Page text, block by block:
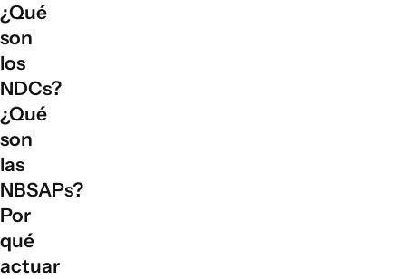
¿Qué
son
los
NDCs?
¿Qué
son
las
NBSAPs?
Por
qué
actuar